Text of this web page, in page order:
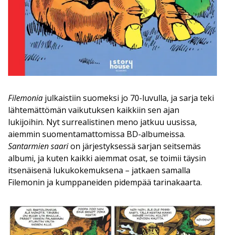
Filemonia julkaistiin suomeksi jo 70-luvulla, ja sarja teki
lähtemättömän vaikutuksen kaikkiin sen ajan
lukijoihin. Nyt surrealistinen meno jatkuu uusissa,
aiemmin suomentamattomissa BD-albumeissa.
Santarmien saarion järjestyksessä sarjan seitsemäs
albumi, ja kuten kaikki aiemmat osat, se toimii täysin
itsenäisenä lukukokemuksena – jatkaen samalla
Filemonin ja kumppaneiden pidempää tarinakaarta.